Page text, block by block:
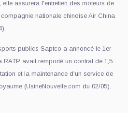
assurera l'entretien des moteurs de
nationale chinoise Air China
publics Saptco a annoncé le 1er
avait remporté un contrat de 1,5
et la maintenance d'un service de
(UsineNouvelle.com du 02/05).